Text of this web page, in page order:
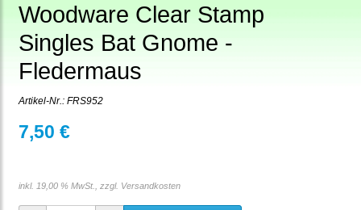
Woodware Clear Stamp
Singles Bat Gnome -
Fledermaus
Artikel-Nr.: FRS952
7,50 €
inkl. 19,00 % MwSt., zzgl. Versandkosten